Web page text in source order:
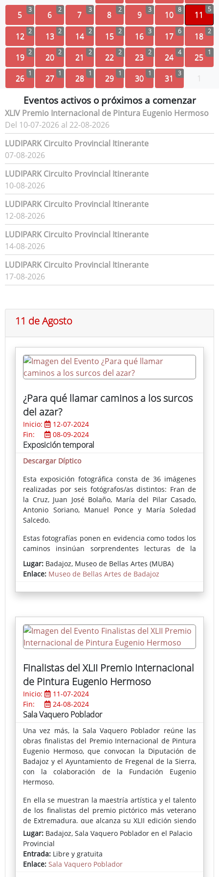
5 3 6 2 7 3 8 2 9 3 10 8 11
5
12 2 13 2 14 2 15 2 16 3 17 6 18 2
19 2 20 2 21 2 22 2 23 2 24 4 25 1
26 1 27 1 28 1 29 1 30 1 31 3 1
Eventos activos o próximos a comenzar
XLIV Premio Internacional de Pintura Eugenio Hermoso
Del 10-07-2026 al 22-08-2026
LUDIPARK Circuito Provincial Itinerante
07-08-2026
LUDIPARK Circuito Provincial Itinerante
10-08-2026
LUDIPARK Circuito Provincial Itinerante
12-08-2026
LUDIPARK Circuito Provincial Itinerante
14-08-2026
LUDIPARK Circuito Provincial Itinerante
17-08-2026
11 de Agosto
¿Para qué llamar caminos a los surcos
del azar?
Inicio:
12-07-2024
Fin:
08-09-2024
Exposición temporal
Descargar Díptico
Esta exposición fotográfica consta de 36 imágenes
realizadas por seis fotógrafos/as distintos: Fran de
la Cruz, Juan José Bolaño, María del Pilar Casado,
Antonio Soriano, Manuel Ponce y María Soledad
Salcedo.
Estas fotografías ponen en evidencia como todos los
caminos insinúan sorprendentes lecturas de la
arquitectura del edificio, de algunas de las piezas y
artistas de la colección, de la vida secreta de
personajes emblemáticos de la misma,
reinterpretaciones impactantes de iconografías
público en alguna de ellas.
Lugar: Badajoz, Museo de Bellas Artes (MUBA)
Enlace: Museo de Bellas Artes de Badajoz
Finalistas del XLII Premio Internacional
de Pintura Eugenio Hermoso
Inicio:
11-07-2024
Fin:
24-08-2024
Sala Vaquero Poblador
Una vez más, la Sala Vaquero Poblador reúne las
obras finalistas del Premio Internacional de Pintura
Eugenio Hermoso, que convocan la Diputación de
Badajoz y el Ayuntamiento de Fregenal de la Sierra,
con la colaboración de la Fundación Eugenio
Hermoso.
En ella se muestran la maestría artística y el talento
de los finalistas del premio pictórico más veterano
de Extremadura, que alcanza su XLII edición siendo
una referencia ineludible entre los certámenes más
importantes de nuestra provincia.
Un Jurado compuesto por importantes
personalidades del mundo del arte, cuyo presidente
Lugar: Badajoz, Sala Vaquero Poblador en el Palacio
Provincial
Entrada: Libre y gratuita
Enlace: Sala Vaquero Poblador